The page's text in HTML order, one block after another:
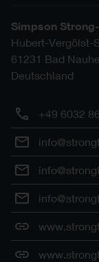
Simpson
Hubert-Vergölst-
61231 Bad
Deutschland
+49 6032